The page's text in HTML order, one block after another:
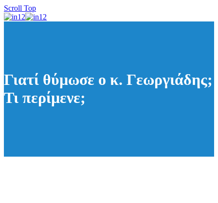
Scroll Top
Γιατί θύμωσε ο κ. Γεωργιάδης;
Τι περίμενε;